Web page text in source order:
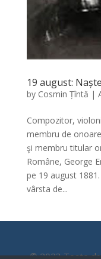
19 august:
by Cosmin Țîntă |
Compozitor,
membru de
şi membru titular
Române, George
pe 19 august
vârsta de...
© 2023 Toate